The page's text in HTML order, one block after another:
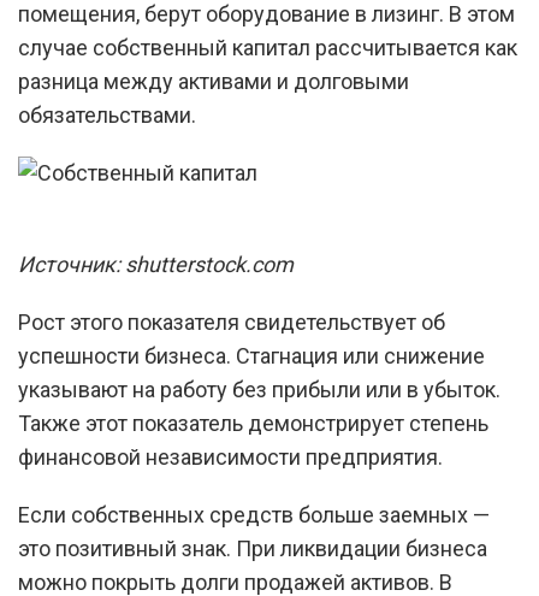
помещения, берут оборудование в лизинг. В этом
случае собственный капитал рассчитывается как
разница между активами и долговыми
обязательствами.
Источник: shutterstock.com
Рост этого показателя свидетельствует об
успешности бизнеса. Стагнация или снижение
указывают на работу без прибыли или в убыток.
Также этот показатель демонстрирует степень
финансовой независимости предприятия.
Если собственных средств больше заемных —
это позитивный знак. При ликвидации бизнеса
можно покрыть долги продажей активов. В